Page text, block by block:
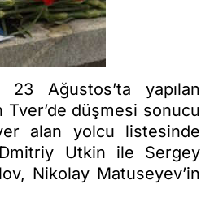
23 Ağustos’ta yapılan
düşmesi sonucu
alan yolcu listesinde
Dmitriy Utkin ile Sergey
Nikolay Matuseyev’in